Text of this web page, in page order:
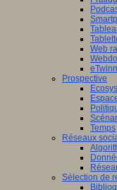
Web
Prospective
Temps
Réseaux
Sélection de